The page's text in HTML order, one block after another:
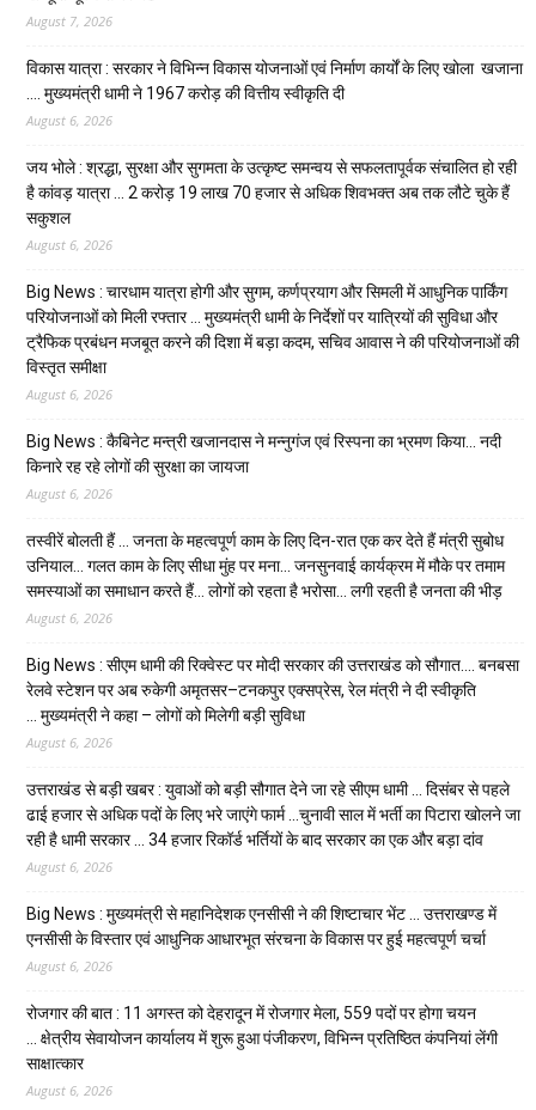
August 7, 2026
विकास यात्रा : सरकार ने विभिन्न विकास योजनाओं एवं निर्माण कार्यों के लिए खोला खजाना
…. मुख्यमंत्री धामी ने ₹1967 करोड़ की वित्तीय स्वीकृति दी
August 6, 2026
जय भोले : श्रद्धा, सुरक्षा और सुगमता के उत्कृष्ट समन्वय से सफलतापूर्वक संचालित हो रही
है कांवड़ यात्रा … 2 करोड़ 19 लाख 70 हजार से अधिक शिवभक्त अब तक लौटे चुके हैं
सकुशल
August 6, 2026
Big News : चारधाम यात्रा होगी और सुगम, कर्णप्रयाग और सिमली में आधुनिक पार्किंग
परियोजनाओं को मिली रफ्तार … मुख्यमंत्री धामी के निर्देशों पर यात्रियों की सुविधा और
ट्रैफिक प्रबंधन मजबूत करने की दिशा में बड़ा कदम, सचिव आवास ने की परियोजनाओं की
विस्तृत समीक्षा
August 6, 2026
Big News : कैबिनेट मन्त्री खजानदास ने मन्नुगंज एवं रिस्पना का भ्रमण किया… नदी
किनारे रह रहे लोगों की सुरक्षा का जायजा
August 6, 2026
तस्वीरें बोलती हैं … जनता के महत्वपूर्ण काम के लिए दिन-रात एक कर देते हैं मंत्री सुबोध
उनियाल… गलत काम के लिए सीधा मुंह पर मना… जनसुनवाई कार्यक्रम में मौके पर तमाम
समस्याओं का समाधान करते हैं… लोगों को रहता है भरोसा… लगी रहती है जनता की भीड़
August 6, 2026
Big News : सीएम धामी की रिक्वेस्ट पर मोदी सरकार की उत्तराखंड को सौगात…. बनबसा
रेलवे स्टेशन पर अब रुकेगी अमृतसर–टनकपुर एक्सप्रेस, रेल मंत्री ने दी स्वीकृति
… मुख्यमंत्री ने कहा – लोगों को मिलेगी बड़ी सुविधा
August 6, 2026
उत्तराखंड से बड़ी खबर : युवाओं को बड़ी सौगात देने जा रहे सीएम धामी … दिसंबर से पहले
ढाई हजार से अधिक पदों के लिए भरे जाएंगे फार्म …चुनावी साल में भर्ती का पिटारा खोलने जा
रही है धामी सरकार … 34 हजार रिकॉर्ड भर्तियों के बाद सरकार का एक और बड़ा दांव
August 6, 2026
Big News : मुख्यमंत्री से महानिदेशक एनसीसी ने की शिष्टाचार भेंट … उत्तराखण्ड में
एनसीसी के विस्तार एवं आधुनिक आधारभूत संरचना के विकास पर हुई महत्वपूर्ण चर्चा
August 6, 2026
रोजगार की बात : 11 अगस्त को देहरादून में रोजगार मेला, 559 पदों पर होगा चयन
… क्षेत्रीय सेवायोजन कार्यालय में शुरू हुआ पंजीकरण, विभिन्न प्रतिष्ठित कंपनियां लेंगी
साक्षात्कार
August 6, 2026